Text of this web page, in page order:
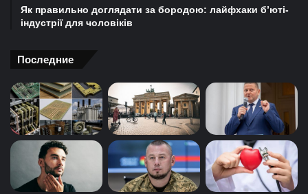
Як правильно доглядати за бородою: лайфхаки б’юті-
індустрії для чоловіків
Последние